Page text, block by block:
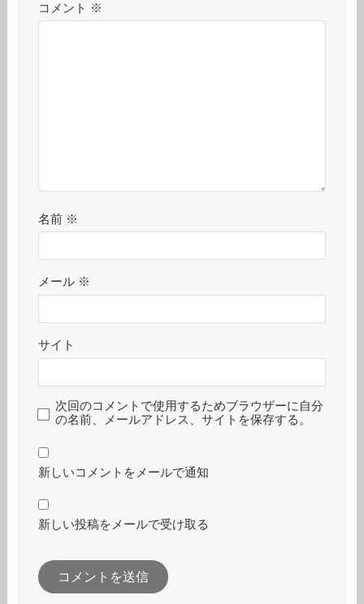
コメント ※
名前 ※
メール ※
サイト
次回のコメントで使用するためブラウザーに自分
の名前、メールアドレス、サイトを保存する。
新しいコメントをメールで通知
新しい投稿をメールで受け取る